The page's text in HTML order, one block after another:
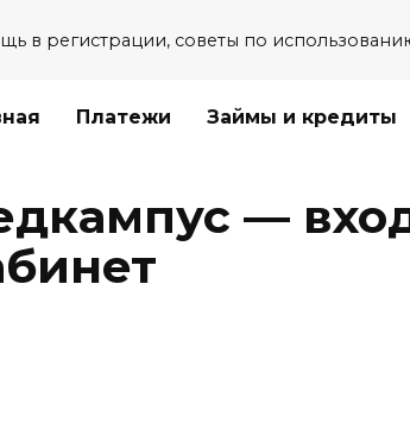
в регистрации, советы по
Платежи Займы и кредиты
—